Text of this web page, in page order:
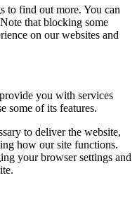
to find out more. You can
that blocking some
on our websites and
you with services
some of its features.
to deliver the website,
how our site functions.
your browser settings and